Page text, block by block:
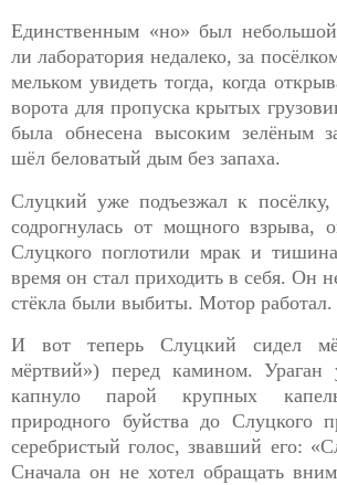
Единственным «но» был
лилаборатория недалеко, за
мельком увидеть тогда, когда
ворота для пропуска крытых
была обнесена высоким зелёным
шёл беловатый дым без запаха.
Слуцкий уже подъезжал к посёлку,
содрогнулась от мощного взрыва,
Слуцкого поглотили мрак и
время он стал приходить в себя. Он
стёкла были выбиты. Мотор работал.
И вот теперь Слуцкий сидел
мёртвий») перед камином. Ураган
капнуло парой крупных
природного буйства до Слуцкого
серебристый голос, звавший его:
Сначала он не хотел обращать